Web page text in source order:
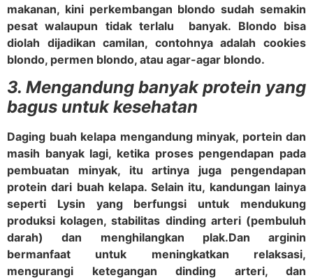
makanan, kini perkembangan blondo sudah semakin
pesat walaupun tidak terlalu banyak. Blondo bisa
diolah dijadikan camilan, contohnya adalah cookies
blondo, permen blondo, atau agar-agar blondo.
3. Mengandung banyak protein yang
bagus untuk kesehatan
Daging buah kelapa mengandung minyak, portein dan
masih banyak lagi, ketika proses pengendapan pada
pembuatan minyak, itu artinya juga pengendapan
protein dari buah kelapa. Selain itu, kandungan lainya
seperti Lysin yang berfungsi untuk mendukung
produksi kolagen, stabilitas dinding arteri (pembuluh
darah) dan menghilangkan plak.Dan arginin
bermanfaat untuk meningkatkan relaksasi,
mengurangi ketegangan dinding arteri, dan